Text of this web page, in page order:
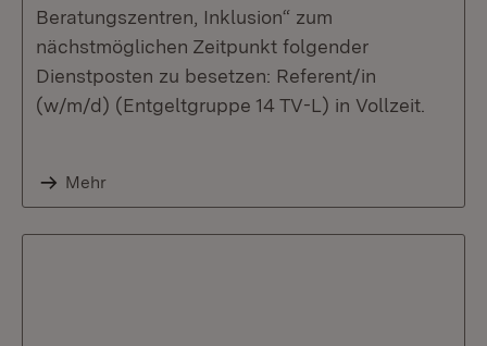
Beratungszentren, Inklusion“ zum
nächstmöglichen Zeitpunkt folgender
Dienstposten zu besetzen: Referent/in
(w/m/d) (Entgeltgruppe 14 TV-L) in Vollzeit.
Mehr